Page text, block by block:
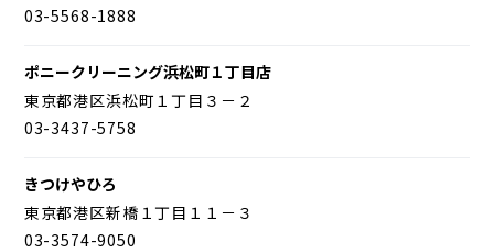
03-5568-1888
ポニークリーニング浜松町１丁目店
東京都港区浜松町１丁目３－２
03-3437-5758
きつけやひろ
東京都港区新橋１丁目１１－３
03-3574-9050